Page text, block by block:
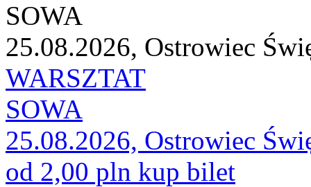
SOWA
25.08.2026, Ostrowiec
WARSZTAT
SOWA
25.08.2026, Ostrowiec
od 2,00 pln kup bilet